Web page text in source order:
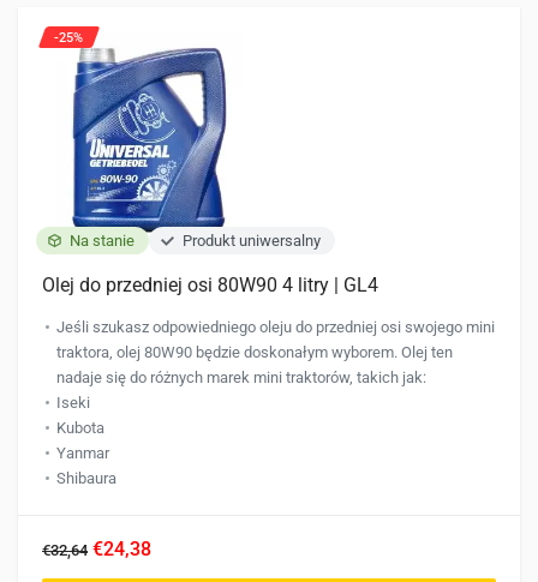
Na stanie Produkt uniwersalny
-25%
Olej do przedniej osi 80W90 4 litry | GL4
Jeśli szukasz odpowiedniego oleju do przedniej osi swojego mini
traktora, olej 80W90 będzie doskonałym wyborem. Olej ten
nadaje się do różnych marek mini traktorów, takich jak:
Iseki
Kubota
Yanmar
Shibaura
€32,64 €24,38